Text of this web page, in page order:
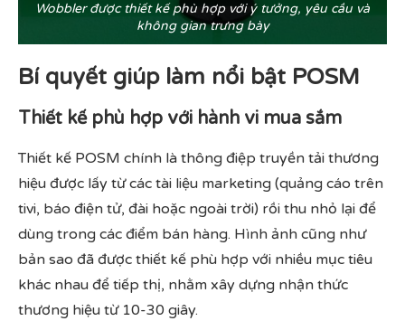
Wobbler được thiết kế phù hợp với ý tưởng, yêu cầu và
không gian trưng bày
Bí quyết giúp làm nổi bật POSM
Thiết kế phù hợp với hành vi mua sắm
Thiết kế POSM chính là thông điệp truyền tải thương
hiệu được lấy từ các tài liệu marketing (quảng cáo trên
tivi, báo điện tử, đài hoặc ngoài trời) rồi thu nhỏ lại để
dùng trong các điểm bán hàng. Hình ảnh cũng như
bản sao đã được thiết kế phù hợp với nhiều mục tiêu
khác nhau để tiếp thị, nhằm xây dựng nhận thức
thương hiệu từ 10-30 giây.